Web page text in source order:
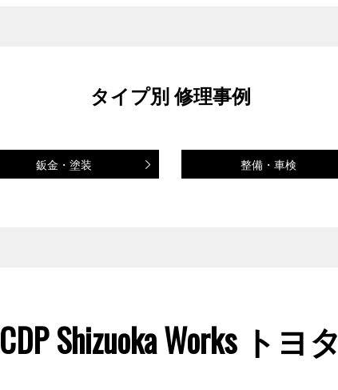
タイプ別 修理事例
鈑金・塗装 整備・車検
CDP Shizuoka Works トヨタ